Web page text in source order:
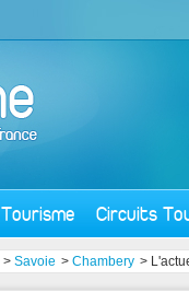
Tourisme Circuits
> Savoie > Chambery >